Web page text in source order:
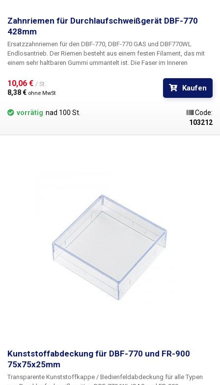
Zahnriemen für Durchlaufschweißgerät DBF-770
428mm
Ersatzzahnriemen für den DBF-770, DBF-770 GAS und DBF770WL
Endlosantrieb. Der Riemen besteht aus einem festen Filament, das mit
einem sehr haltbaren Gummi ummantelt ist. Die Faser im Inneren
10,06 € / St.
8,38 € ohne MwSt
Kaufen
vorrätig nad 100 St.
Code:
103212
Kunststoffabdeckung für DBF-770 und FR-900
75x75x25mm
Transparente Kunststoffkappe / Bedienfeldabdeckung für alle Typen